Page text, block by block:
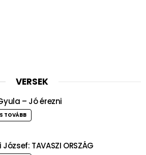
VERSEK
– Jó érezni
TOVÁBB
TAVASZI ORSZÁG